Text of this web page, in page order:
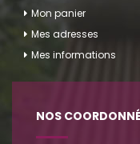
Mon panier
Mes adresses
Mes informations
NOS